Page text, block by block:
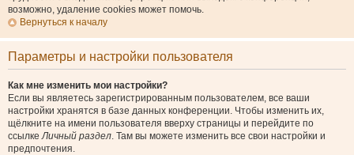
возможно, удаление cookies может помочь.
Вернуться к началу
Параметры и настройки пользователя
Как мне изменить мои настройки?
Если вы являетесь зарегистрированным пользователем, все ваши
настройки хранятся в базе данных конференции. Чтобы изменить их,
щёлкните на имени пользователя вверху страницы и перейдите по
ссылкеЛичный раздел. Там вы можете изменить все свои настройки и
предпочтения.